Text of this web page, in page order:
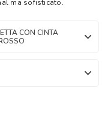
ma sofisticato.
CON CINTA